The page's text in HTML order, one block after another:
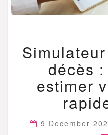
décès
estimer
9 December